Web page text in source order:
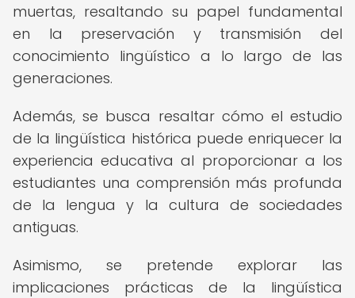
muertas, resaltando su papel fundamental
en la preservación y transmisión del
conocimiento lingüístico a lo largo de las
generaciones.
Además, se busca resaltar cómo el estudio
de la lingüística histórica puede enriquecer la
experiencia educativa al proporcionar a los
estudiantes una comprensión más profunda
de la lengua y la cultura de sociedades
antiguas.
Asimismo, se pretende explorar las
implicaciones prácticas de la lingüística